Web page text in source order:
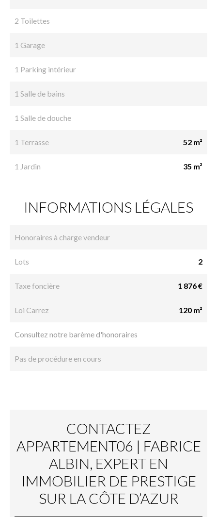
2 Toilettes
1 Garage
1 Parking intérieur
1 Salle de bains
1 Salle de douche
1 Terrasse 52 m²
1 Jardin 35 m²
INFORMATIONS LÉGALES
Honoraires à charge vendeur
Lots 2
Taxe foncière 1 876 €
Loi Carrez 120 m²
Consultez notre barème d'honoraires
Pas de procédure en cours
CONTACTEZ
APPARTEMENT06 | FABRICE
ALBIN, EXPERT EN
IMMOBILIER DE PRESTIGE
SUR LA CÔTE D’AZUR